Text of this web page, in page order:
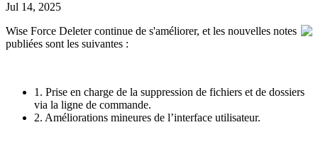
Jul 14, 2025
Wise Force Deleter continue de s'améliorer, et les nouvelles notes
publiées sont les suivantes :
1. Prise en charge de la suppression de fichiers et de dossiers
via la ligne de commande.
2. Améliorations mineures de l’interface utilisateur.